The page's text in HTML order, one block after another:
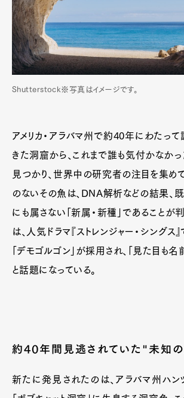
Art&DesignWatchFashion
Product
Contact
Shutterstock※写真はイメージです。
アメリカ・アラバマ州で約40年にわたっ
きた洞窟から、これまで誰も気付かなか
見つかり、世界中の研究者の注目を集め
のないその魚は、DNA解析などの結果、
にも属さない「新属・新種」であることが
は、人気ドラマ『ストレンジャー・シングス
「デモゴルゴン」が採用され、「見た目も名
と話題になっている。
約40年間見逃されていた"未知
新たに発見されたのは、アラバマ州ハ